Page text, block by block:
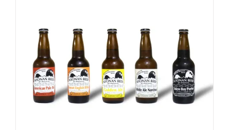
お買い物カゴに追加
詳細